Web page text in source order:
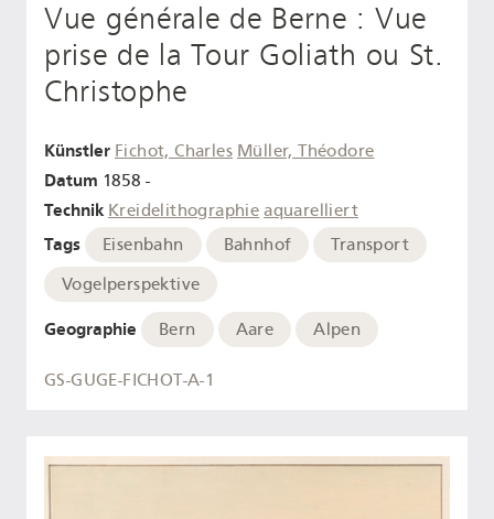
Vue générale de Berne : Vue
prise de la Tour Goliath ou St.
Christophe
Künstler Fichot, Charles Müller, Théodore
Datum 1858 -
Technik Kreidelithographie aquarelliert
Tags Eisenbahn Bahnhof
Transport
Vogelperspektive
Geographie Bern Aare Alpen
GS-GUGE-FICHOT-A-1